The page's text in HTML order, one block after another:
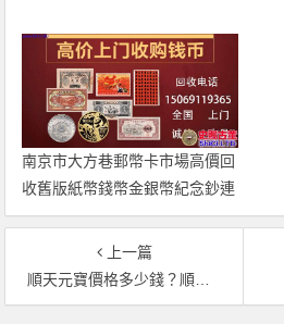
南京市大方巷郵幣卡市場高價回
收舊版紙幣錢幣金銀幣紀念鈔連
體鈔
上一篇
順天元寶價格多少錢？順天元寶走勢分析